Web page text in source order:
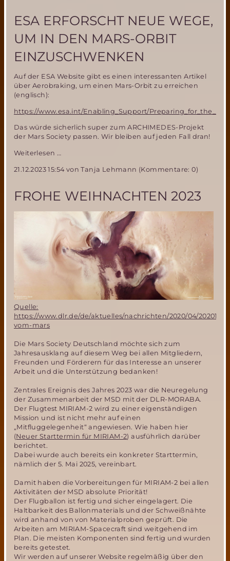
ESA ERFORSCHT NEUE WEGE,
UM IN DEN MARS-ORBIT
EINZUSCHWENKEN
Auf der ESA Website gibt es einen interessanten Artikel
über Aerobraking, um einen Mars-Orbit zu erreichen
(englisch):
https://www.esa.int/Enabling_Support/
Das würde sicherlich super zum ARCHIMEDES-Projekt
der Mars Society passen. Wir bleiben auf jeden Fall dran!
Weiterlesen …
neue
um
in
Mars-
Orbit
einzuschwenken
21.12.2023 15:54von Tanja Lehmann (Kommentare: 0)
FROHE WEIHNACHTEN 2023
Quelle:
https://www.dlr.de/de/aktuelles/nachrichten/2020/04/
vom-mars
Die Mars Society Deutschland möchte sich zum
Jahresausklang auf diesem Weg bei allen Mitgliedern,
Freunden und Förderern für das Interesse an unserer
Arbeit und die Unterstützung bedanken!
Zentrales Ereignis des Jahres 2023 war die Neuregelung
der Zusammenarbeit der MSD mit der DLR-MORABA.
Der Flugtest MIRIAM-2 wird zu einer eigenständigen
Mission und ist nicht mehr auf einen
„Mitfluggelegenheit“ angewiesen. Wie haben hier
(Neuer Starttermin für MIRIAM-2) ausführlich darüber
berichtet.
Dabei wurde auch bereits ein konkreter Starttermin,
nämlich der 5. Mai 2025, vereinbart.
Damit haben die Vorbereitungen für MIRIAM-2 bei allen
Aktivitäten der MSD absolute Priorität!
Der Flugballon ist fertig und sicher eingelagert. Die
Haltbarkeit des Ballonmaterials und der Schweißnähte
wird anhand von von Materialproben geprüft. Die
Arbeiten am MIRIAM-Spacecraft sind weitgehend im
Plan. Die meisten Komponenten sind fertig und wurden
bereits getestet.
Wir werden auf unserer Website regelmäßig über den